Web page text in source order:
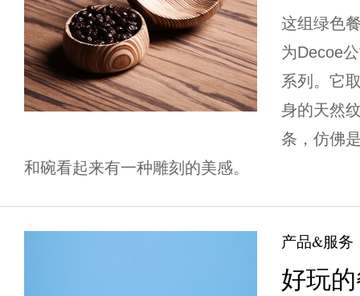
这组绿色
为Decoe
系列。它
身的天然
条，仿佛
和碗看起来有一种雕刻的美感。
产品&服务
好玩